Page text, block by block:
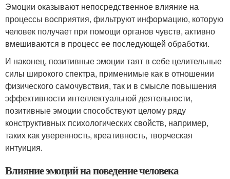
Эмоции оказывают непосредственное влияние на
процессы восприятия, фильтруют информацию, которую
человек получает при помощи органов чувств, активно
вмешиваются в процесс ее последующей обработки.
И наконец, позитивные эмоции таят в себе целительные
силы широкого спектра, применимые как в отношении
физического самочувствия, так и в смысле повышения
эффективности интеллектуальной деятельности,
позитивные эмоции способствуют целому ряду
конструктивных психологических свойств, например,
таких как уверенность, креативность, творческая
интуиция.
Влияние эмоций на поведение человека